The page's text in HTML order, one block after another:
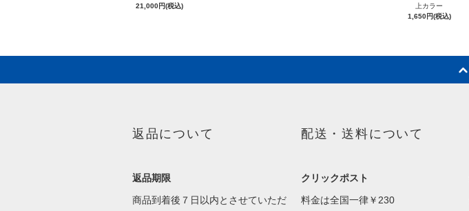
21,000円(税込)
上カラー
1,650円(税込)
返品について
返品期限
商品到着後７日以内とさせていただ
配送・送料について
クリックポスト
料金は全国一律￥230